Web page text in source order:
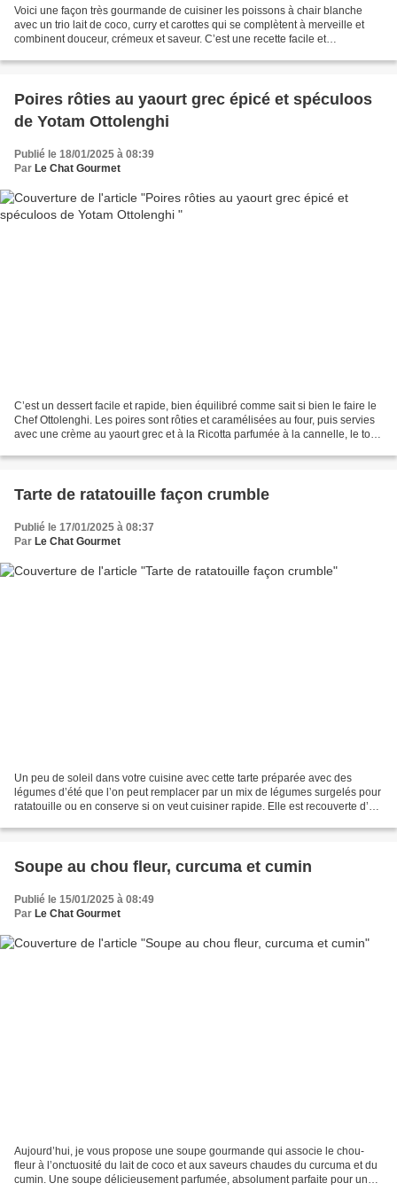
Voici une façon très gourmande de cuisiner les poissons à chair blanche
avec un trio lait de coco, curry et carottes qui se complètent à merveille et
combinent douceur, crémeux et saveur. C’est une recette facile et
Poires rôties au yaourt grec épicé et spéculoos
de Yotam Ottolenghi
Publié le 18/01/2025 à 08:39
Par Le Chat Gourmet
C’est un dessert facile et rapide, bien équilibré comme sait si bien le faire le
Chef Ottolenghi. Les poires sont rôties et caramélisées au four, puis servies
avec une crème au yaourt grec et à la Ricotta parfumée à la cannelle, le tout
Tarte de ratatouille façon crumble
Publié le 17/01/2025 à 08:37
Par Le Chat Gourmet
Un peu de soleil dans votre cuisine avec cette tarte préparée avec des
légumes d’été que l’on peut remplacer par un mix de légumes surgelés pour
ratatouille ou en conserve si on veut cuisiner rapide. Elle est recouverte d’un
Soupe au chou fleur, curcuma et cumin
Publié le 15/01/2025 à 08:49
Par Le Chat Gourmet
Aujourd’hui, je vous propose une soupe gourmande qui associe le chou-
fleur à l’onctuosité du lait de coco et aux saveurs chaudes du curcuma et du
cumin. Une soupe délicieusement parfumée, absolument parfaite pour un